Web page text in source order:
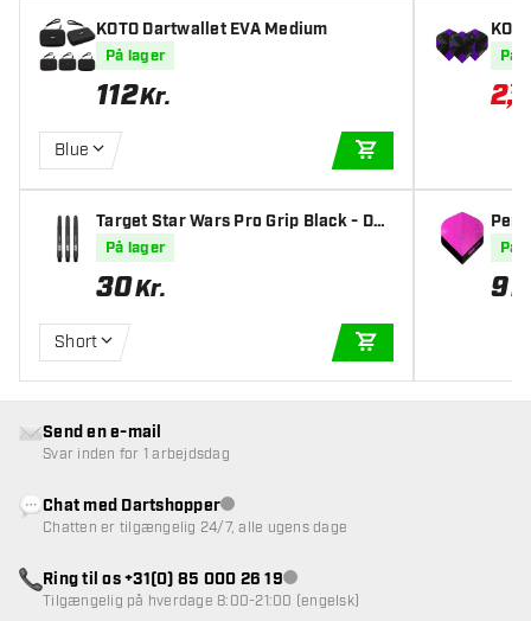
KOTO Dartwallet EVA Medium
På lager
112Kr.
Blue
Target Star Wars Pro Grip Black - Dar
t Shafts
På lager
30Kr.
Short
På
2,10
nk
På
9
Send en e-mail
Svar inden for 1 arbejdsdag
Chat med DartshopperKundeservice ikke tilgængelig
Chatten er tilgængelig 24/7, alle ugens dage
Ring til os +31(0) 85 000 26 19Kundeservice ikke tilgængelig
Tilgængelig på hverdage 8:00-21:00 (engelsk)